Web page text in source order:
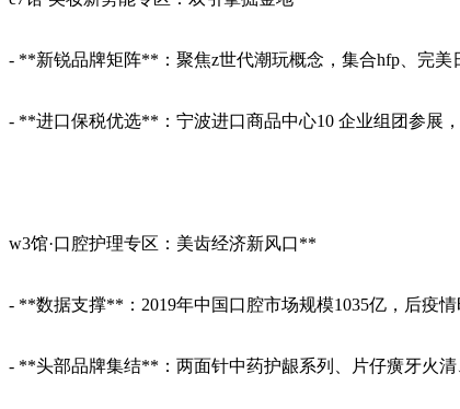
- **新锐品牌矩阵**：聚焦z世代潮玩概念，集合hfp、完
- **进口保税优选**：宁波进口商品中心10 企业组团参展
w3馆·口腔护理专区：美齿经济新风口**
- **数据支撑**：2019年中国口腔市场规模1035亿，后疫
- **头部品牌集结**：两面针中药护龈系列、片仔癀牙火